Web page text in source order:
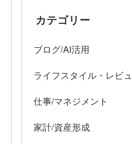
カテゴリー
ブログ/AI活用
ライフスタイル・レビ
仕事/マネジメント
家計/資産形成